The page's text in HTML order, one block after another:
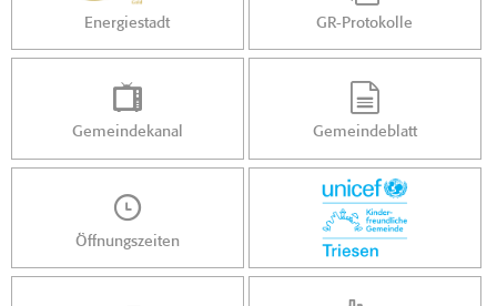
Energiestadt GR-Protokolle
Gemeindekanal Gemeindeblatt
Öffnungszeiten